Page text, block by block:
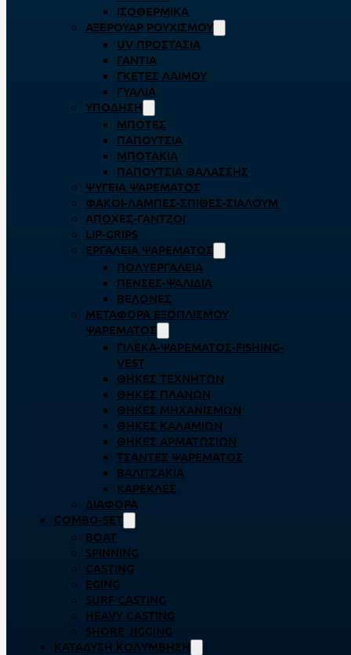
ΙΣΟΘΕΡΜΙΚΆ
ΑΞΕΡΟΥΆΡ ΡΟΥΧΙΣΜΟΎ
UV ΠΡΟΣΤΑΣΊΑ
ΓΆΝΤΙΑ
ΓΚΈΤΕΣ ΛΑΊΜΟΥ
ΓΥΑΛΙΆ
ΥΠΌΔΗΣΗ
ΜΠΌΤΕΣ
ΠΑΠΟΎΤΣΙΑ
ΜΠΟΤΆΚΙΑ
ΠΑΠΟΎΤΣΙΑ ΘΑΛΆΣΣΗΣ
ΨΥΓΕΊΑ ΨΑΡΈΜΑΤΟΣ
ΦΑΚΟΊ-ΛΆΜΠΕΣ-ΣΠΊΘΕΣ-ΣΊΑΛΟΥΜ
ΑΠΌΧΕΣ-ΓΆΝΤΖΟΙ
LIP-GRIPS
EΡΓΑΛΕΊΑ ΨΑΡΈΜΑΤΟΣ
ΠΟΛΥΕΡΓΑΛΕΊΑ
ΠΈΝΣΕΣ-ΨΑΛΊΔΙΑ
ΒΕΛΌΝΕΣ
ΜΕΤΑΦΟΡΆ ΕΞΟΠΛΙΣΜΟΎ
ΨΑΡΈΜΑΤΟΣ
ΓΙΛΈΚΑ-ΨΑΡΈΜΑΤΟΣ-FISHING-
VEST
ΘΉΚΕΣ ΤΕΧΝΗΤΏΝ
ΘΉΚΕΣ ΠΛΆΝΩΝ
ΘΉΚΕΣ ΜΗΧΑΝΙΣΜΏΝ
ΘΉΚΕΣ ΚΑΛΑΜΙΏΝ
ΘΉΚΕΣ ΑΡΜΑΤΩΣΙΏΝ
ΤΣΆΝΤΕΣ ΨΑΡΈΜΑΤΟΣ
ΒΑΛΙΤΣΆΚΙΑ
ΚΑΡΈΚΛΕΣ
ΔΙΆΦΟΡΑ
COMBO-SET
BOAT
SPINNING
CASTING
EGING
SURF CASTING
HEAVY CASTING
SHORE JIGGING
ΚΑΤΆΔΥΣΗ ΚΟΛΎΜΒΗΣΗ